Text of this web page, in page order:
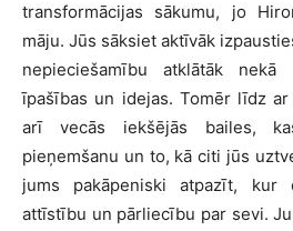
transformācijas sākumu, jo
māju. Jūs sāksiet aktīvāk
nepieciešamību atklātāk
īpašības un idejas. Tomēr līdz
arī vecās iekšējās bailes,
pieņemšanu un to, kā citi jūs
jums pakāpeniski atpazīt, kur
attīstību un pārliecību par sevi.